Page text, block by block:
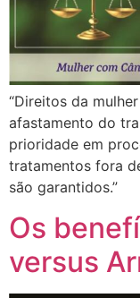
“Direitos da
afastamento do
prioridade em
tratamentos fora
são garantidos.”
Os
versus